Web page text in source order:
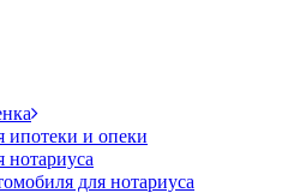
ипотеки и опеки
нотариуса
для нотариуса